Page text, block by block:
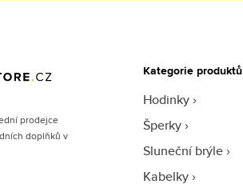
prodejce
doplňků v
Kategorie produktů
Hodinky
Šperky
Sluneční brýle
Kabelky